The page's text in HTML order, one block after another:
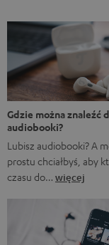
Marvela
alternatywne
natychmiast
Marvela,
Gdzie można znaleźć
audiobooki?
Lubisz audiobooki? A
prostu chciałbyś, aby
czasu do… więcej